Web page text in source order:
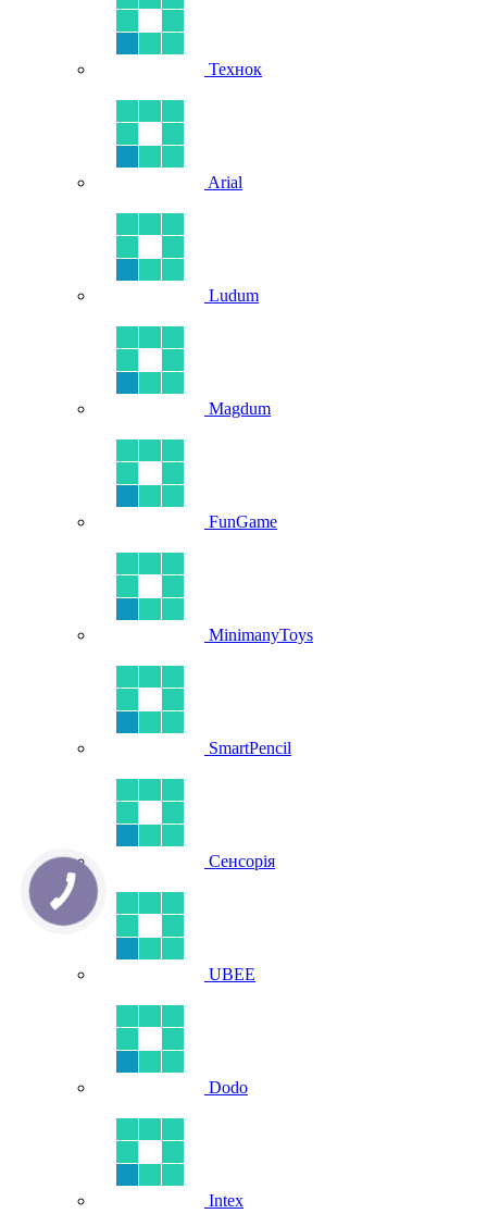
Технок
Arial
Ludum
Magdum
FunGame
MinimanyToys
SmartPencil
Сенсорія
UBEE
Dodo
Intex